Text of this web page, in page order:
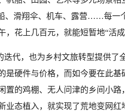
、滑翔伞、机车、露营……每一
，花上几百元，就能短暂地“活成
迭代，也为乡村文旅转型提供了
是硬件与价格，而如今要在此基
置的鸡棚、无人问津的乡间小
业态植入，就实现了荒地变网红